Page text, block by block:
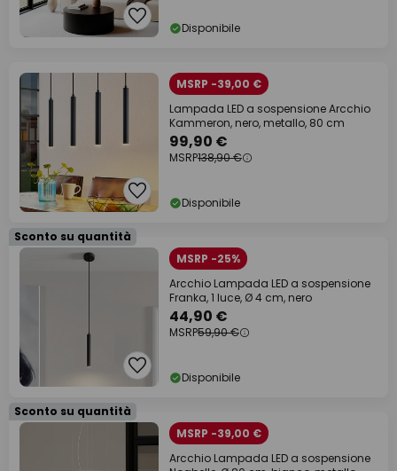
Disponibile
MSRP -39,00 €
Lampada LED a sospensione Arcchio
Kammeron, nero, metallo, 80 cm
99,90 €
MSRP138,90 €
Disponibile
Sconto su quantità
MSRP -25%
Arcchio Lampada LED a sospensione
Franka, 1 luce, Ø 4 cm, nero
44,90 €
MSRP59,90 €
Disponibile
Sconto su quantità
MSRP -39,00 €
Arcchio Lampada LED a sospensione